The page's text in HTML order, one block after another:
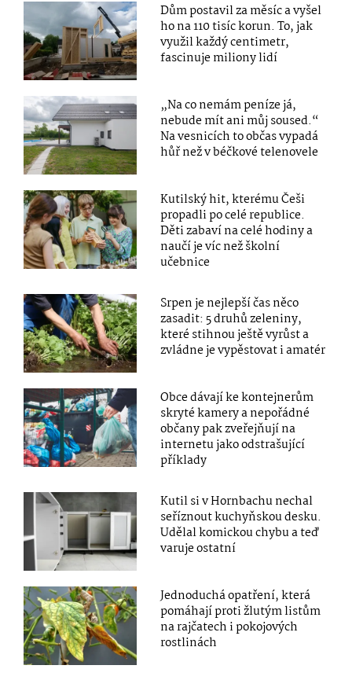
Dům postavil za měsíc a vyšel
ho na 110 tisíc korun. To, jak
využil každý centimetr,
fascinuje miliony lidí
„Na co nemám peníze já,
nebude mít ani můj soused.“
Na vesnicích to občas vypadá
hůř než v béčkové telenovele
Kutilský hit, kterému Češi
propadli po celé republice.
Děti zabaví na celé hodiny a
naučí je víc než školní
učebnice
Srpen je nejlepší čas něco
zasadit: 5 druhů zeleniny,
které stihnou ještě vyrůst a
zvládne je vypěstovat i amatér
Obce dávají ke kontejnerům
skryté kamery a nepořádné
občany pak zveřejňují na
internetu jako odstrašující
příklady
Kutil si v Hornbachu nechal
seříznout kuchyňskou desku.
Udělal komickou chybu a teď
varuje ostatní
Jednoduchá opatření, která
pomáhají proti žlutým listům
na rajčatech i pokojových
rostlinách